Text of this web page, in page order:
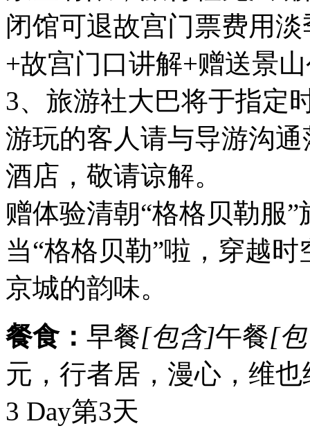
闭馆可退故宫门票费用
+故宫门口讲解+赠送景
3、旅游社大巴将于指定
游玩的客人请与导游沟
酒店，敬请谅解。
赠体验清朝“格格贝勒服
当“格格贝勒”啦，穿越
京城的韵味。
餐食： 早餐[包含]午餐[
元，行者居，漫心，维
3 Day第3天